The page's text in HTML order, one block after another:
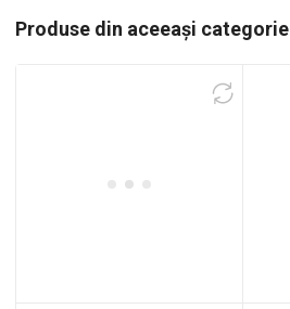
Produse din aceeași categorie